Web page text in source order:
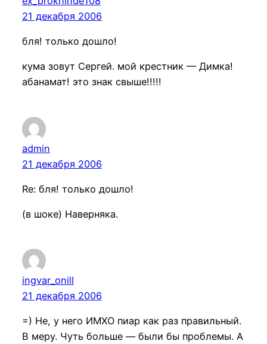
21 декабря 2006
бля! только дошло!
кума зовут Сергей. мой крестник — Димка!
абанамат! это знак свыше!!!!!
admin
21 декабря 2006
Re: бля! только дошло!
(в шоке) Наверняка.
ingvar_onill
21 декабря 2006
=) Не, у него ИМХО пиар как раз правильный.
В меру. Чуть больше — были бы проблемы. А